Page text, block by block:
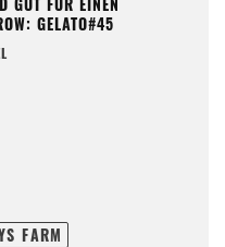
GELATO#45
FARM